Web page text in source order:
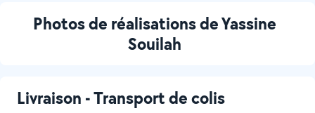
Photos de réalisations de Yassine
Souilah
Livraison - Transport de colis